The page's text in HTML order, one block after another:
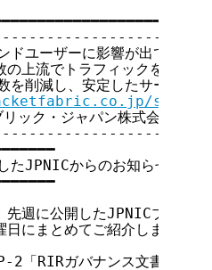
ドユーザーに影響が出ていま
の上流でトラフィックを自動
を削減し、安定したサービス
ック・ジャパン株式会社
JPNICからのお知らせ
先週に公開したJPNICブログ
にまとめてご紹介します。
2「RIRガバナンス文書」草案